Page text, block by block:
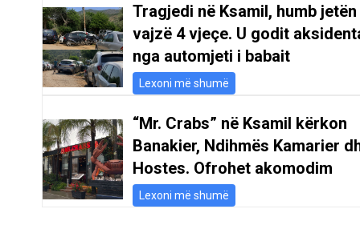
Tragjedi në Ksamil, humb
vajzë 4 vjeçe. U godit
nga automjeti i babait
Lexoni më shumë
“Mr. Crabs” në Ksamil kërkon
Banakier, Ndihmës Kamarier
Hostes. Ofrohet akomodim
Lexoni më shumë